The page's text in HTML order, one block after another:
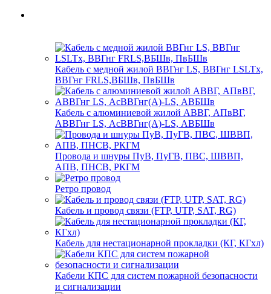
Кабель с медной жилой ВВГнг LS, ВВГнг LSLTx,
ВВГнг FRLS,ВБШв, ПвБШв
Кабель с алюминиевой жилой АВВГ, АПвВГ,
АВВГнг LS, АсВВГнг(А)-LS, АВБШв
Провода и шнуры ПуВ, ПуГВ, ПВС, ШВВП,
АПВ, ПНСВ, РКГМ
Ретро провод
Кабель и провод связи (FTP, UTP, SAT, RG)
Кабель для нестационарной прокладки (КГ, КГхл)
Кабели КПС для систем пожарной безопасности
и сигнализации